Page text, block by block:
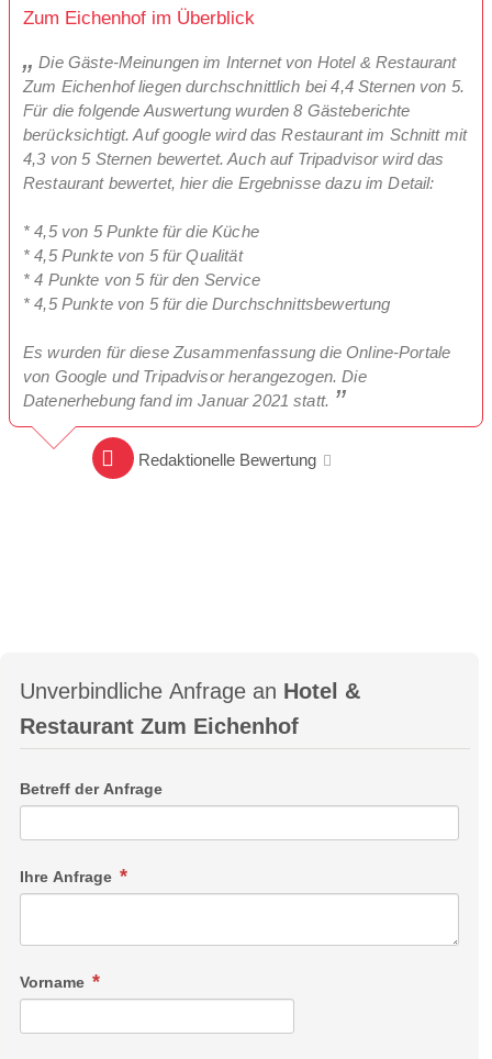
Zum Eichenhof im Überblick
Die Gäste-Meinungen im Internet von Hotel & Restaurant
Zum Eichenhof liegen durchschnittlich bei 4,4 Sternen von 5.
Für die folgende Auswertung wurden 8 Gästeberichte
berücksichtigt. Auf google wird das Restaurant im Schnitt mit
4,3 von 5 Sternen bewertet. Auch auf Tripadvisor wird das
Restaurant bewertet, hier die Ergebnisse dazu im Detail:
* 4,5 von 5 Punkte für die Küche
* 4,5 Punkte von 5 für Qualität
* 4 Punkte von 5 für den Service
* 4,5 Punkte von 5 für die Durchschnittsbewertung
Es wurden für diese Zusammenfassung die Online-Portale
von Google und Tripadvisor herangezogen. Die
Datenerhebung fand im Januar 2021 statt.
Redaktionelle Bewertung
Unverbindliche Anfrage an Hotel &
Restaurant Zum Eichenhof
Betreff der Anfrage
Ihre Anfrage
Vorname